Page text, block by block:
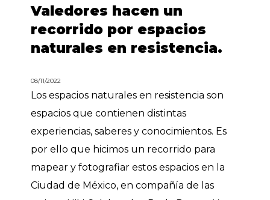
Valedores hacen un
recorrido por espacios
naturales en resistencia.
08/11/2022
Los espacios naturales en resistencia son
espacios que contienen distintas
experiencias, saberes y conocimientos. Es
por ello que hicimos un recorrido para
mapear y fotografiar estos espacios en la
Ciudad de México, en compañía de las